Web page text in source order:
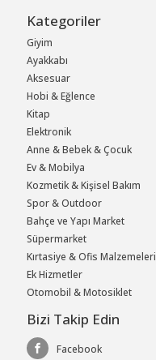
Kategoriler
Giyim
Ayakkabı
Aksesuar
Hobi & Eğlence
Kitap
Elektronik
Anne & Bebek & Çocuk
Ev & Mobilya
Kozmetik & Kişisel Bakım
Spor & Outdoor
Bahçe ve Yapı Market
Süpermarket
Kırtasiye & Ofis Malzemeleri
Ek Hizmetler
Otomobil & Motosiklet
Bizi Takip Edin
Facebook